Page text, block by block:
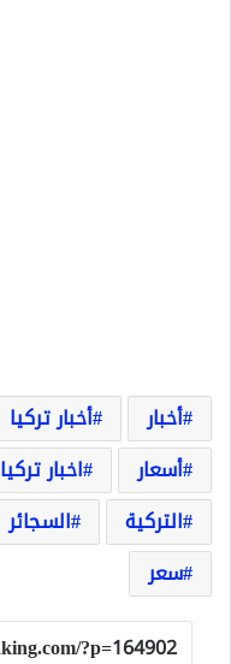
أخبار أخبار تركيا
أسعار
اخبار تركيا
التركية
السجائر
سعر